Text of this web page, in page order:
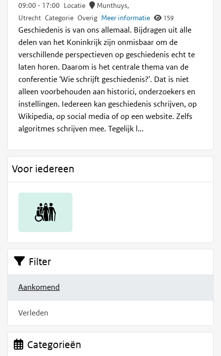
09:00 - 17:00 Locatie
Munthuys,
Utrecht Categorie Overig Meer informatie 159
Geschiedenis is van ons allemaal. Bijdragen uit alle
delen van het Koninkrijk zijn onmisbaar om de
verschillende perspectieven op geschiedenis echt te
laten horen. Daarom is het centrale thema van de
conferentie 'Wie schrijft geschiedenis?'. Dat is niet
alleen voorbehouden aan historici, onderzoekers en
instellingen. Iedereen kan geschiedenis schrijven, op
Wikipedia, op social media of op een website. Zelfs
algoritmes schrijven mee. Tegelijk l...
Voor iedereen
Filter
Aankomend
Verleden
Categorieën